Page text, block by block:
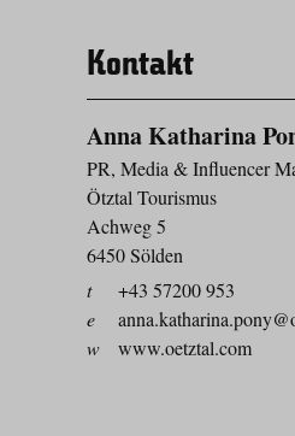
Kontakt
Anna Katharina
PR, Media & Influencer
Ötztal Tourismus
Achweg 5
6450 Sölden
t
+43 57200 953
e
w
www.oetztal.com